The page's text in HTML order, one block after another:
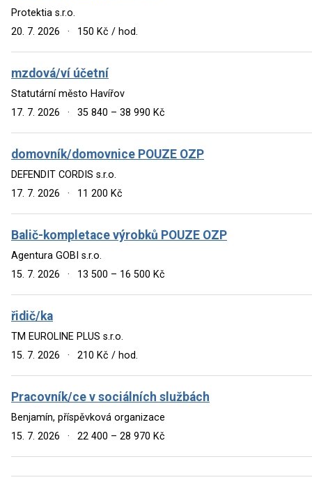
Protektia s.r.o.
20. 7. 2026
· 150 Kč / hod.
mzdová/ví účetní
Statutární město Havířov
17. 7. 2026
· 35 840 – 38 990 Kč
domovník/domovnice POUZE OZP
DEFENDIT CORDIS s.r.o.
17. 7. 2026
· 11 200 Kč
Balič-kompletace výrobků POUZE OZP
Agentura GOBI s.r.o.
15. 7. 2026
· 13 500 – 16 500 Kč
řidič/ka
TM EUROLINE PLUS s.r.o.
15. 7. 2026
· 210 Kč / hod.
Pracovník/ce v sociálních službách
Benjamín, příspěvková organizace
15. 7. 2026
· 22 400 – 28 970 Kč